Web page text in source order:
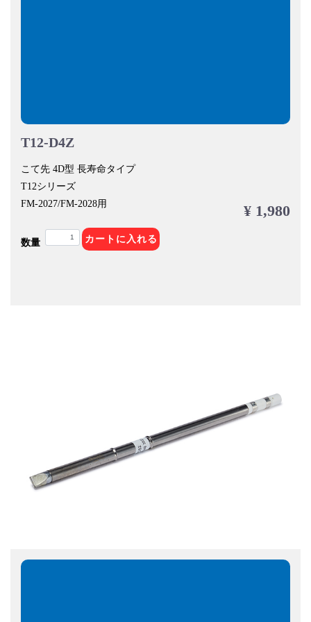
T12-D4Z
こて先 4D型 長寿命タイプ
T12シリーズ
FM-2027/FM-2028用
¥ 1,980
数量 カートに入れる